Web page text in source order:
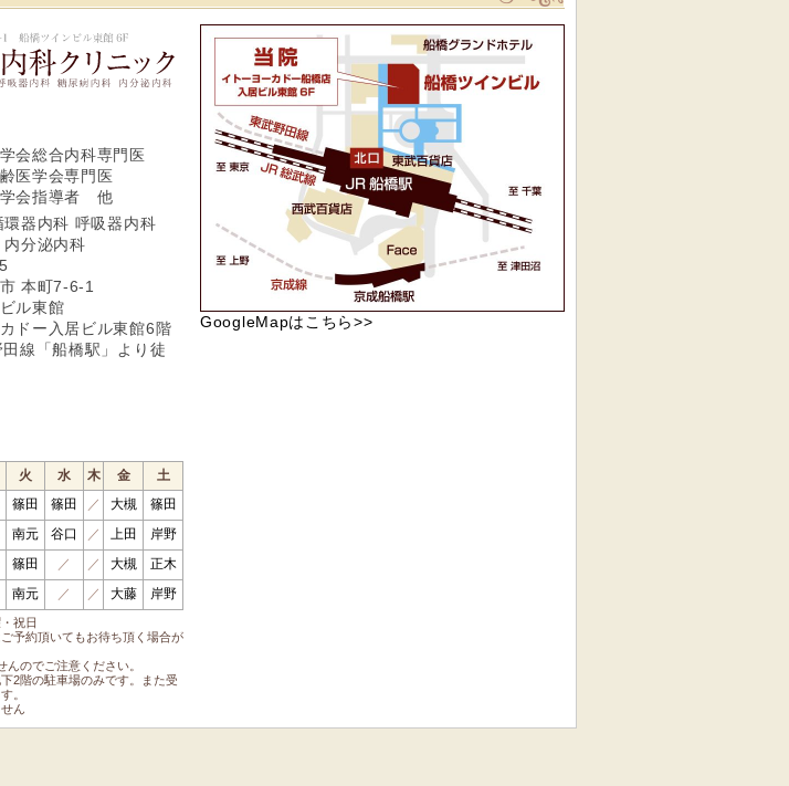
船橋駅前内科クリニック
会総合内科専門医
医学会専門医
学会指導者 他
器内科 呼吸器内科
分泌内科
本町7-6-1
ル東館
ドー入居ビル東館6階
線「船橋駅」より徒
祝日
予約頂いてもお待ち頂く場合が
のでご注意ください。
2階の駐車場のみです。また受
。
ん
火 水 木 金
土
篠田 篠田 ／ 大槻
篠田
南元 谷口 ／ 上田
岸野
篠田 ／ ／ 大槻
正木
南元 ／ ／ 大藤 岸野
GoogleMapはこちら>>